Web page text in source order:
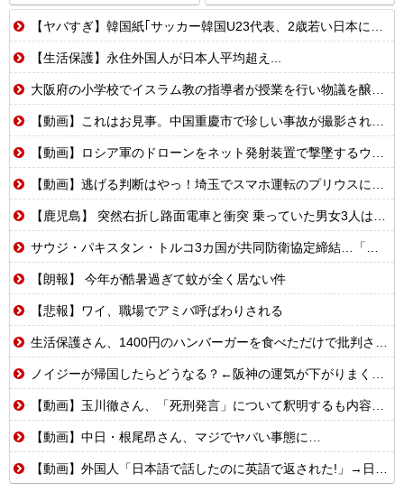
【ヤバすぎ】韓国紙｢サッカー韓国U23代表、2歳若い日本に負けると歴史的屈辱｣
【生活保護】永住外国人が日本人平均超え...
大阪府の小学校でイスラム教の指導者が授業を行い物議を醸す！ #大阪 #イスラム教 #モスク
【動画】これはお見事。中国重慶市で珍しい事故が撮影される。
【動画】ロシア軍のドローンをネット発射装置で撃墜するウクライナ。
【動画】逃げる判断はやっ！埼玉でスマホ運転のプリウスに当て逃げされる車載。
【鹿児島】 突然右折し路面電車と衝突 乗っていた男女3人は車を放置しダッシュで逃走中
サウジ・パキスタン・トルコ3カ国が共同防衛協定締結…「イスラム版NATO」指摘も！
【朗報】 今年が酷暑過ぎて蚊が全く居ない件
【悲報】ワイ、職場でアミバ呼ばわりされる
生活保護さん、1400円のハンバーガーを食べただけで批判される
ノイジーが帰国したらどうなる？←阪神の運気が下がりまくるやろな
【動画】玉川徹さん、「死刑発言」について釈明するも内容がクソすぎて更に大炎上……
【動画】中日・根尾昂さん、マジでヤバい事態に…
【動画】外国人「日本語で話したのに英語で返された!」→日本人「まず発音を聞かせろ」